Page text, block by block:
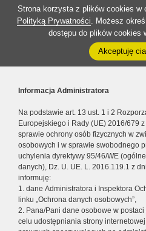
Strona korzysta z plików cookies w
Polityką Prywatności. Możesz
dostępu do plików cookies
Akceptuję
Informacja Administratora
Na podstawie art. 13 ust. 1 i 2
Europejskiego i Rady (UE) 2016/679
sprawie ochrony osób fizycznych w
osobowych i w sprawie swobodnego
uchylenia dyrektywy 95/46/WE
danych), Dz. U. UE. L. 2016.119.1 z
informuję:
1. dane Administratora i Inspektora
linku „Ochrona danych osobowych”,
2. Pana/Pani dane osobowe w
celu udostępniania strony